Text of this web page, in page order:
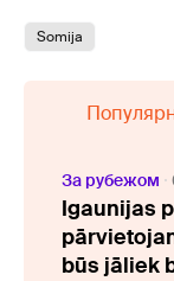
Somija
За рубежом
Igaunijas
būs jāliek